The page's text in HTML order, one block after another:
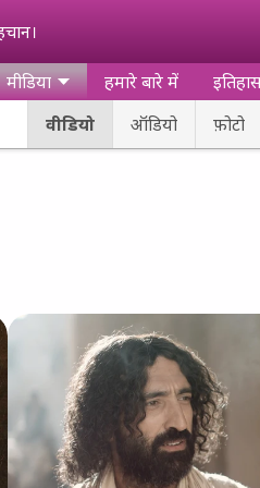
मीडिया
वीडियो
ऑडियो फ़ोटो
हमारे बारे में